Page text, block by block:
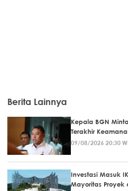
Berita Lainnya
Kepala BGN
Terakhir
09/08/2026 20:30
Investasi Masuk
Mayoritas Proyek